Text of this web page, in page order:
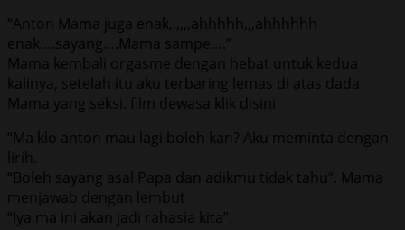
“Anton Mama juga enak,,,,,,ahhhhh,,,ahhhhhh
enak….sayang….Mama sampe….”
Mama kembali orgasme dengan hebat untuk kedua
kalinya, setelah itu aku terbaring lemas di atas dada
Mama yang seksi. film dewasa klik disini
“Ma klo anton mau lagi boleh kan? Aku meminta dengan
lirih.
“Boleh sayang asal Papa dan adikmu tidak tahu”. Mama
menjawab dengan lembut
“Iya ma ini akan jadi rahasia kita”.